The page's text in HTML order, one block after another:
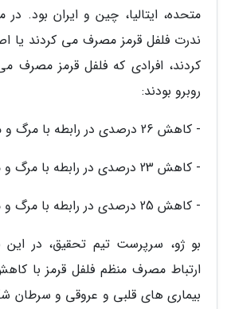
متحده، ایتالیا، چین و ایران بود. در
ندرت فلفل قرمز مصرف می کردند یا
کردند، افرادی که فلفل قرمز مصرف
روبرو بودند:
- کاهش 26 درصدی در رابطه با مرگ و میرهای قلبی عروقی؛
- کاهش 23 درصدی در رابطه با مرگ و میرهای سرطانی؛ و
- کاهش 25 درصدی در رابطه با مرگ و میر به هر علت.
بو ژو، سرپرست تیم تحقیق، در این
ارتباط مصرف منظم فلفل قرمز با
بیماری های قلبی و عروقی و سرطان